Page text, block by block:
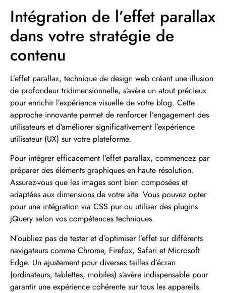
Intégration de l’effet parallax
dans votre stratégie de
contenu
L’effet parallax, technique de design web créant une illusion
de profondeur tridimensionnelle, s’avère un atout précieux
pour enrichir l’expérience visuelle de votre blog. Cette
approche innovante permet de renforcer l’engagement des
utilisateurs et d’améliorer significativement l’expérience
utilisateur (UX) sur votre plateforme.
Pour intégrer efficacement l’effet parallax, commencez par
préparer des éléments graphiques en haute résolution.
Assurez-vous que les images sont bien composées et
adaptées aux dimensions de votre site. Vous pouvez opter
pour une intégration via CSS pur ou utiliser des plugins
jQuery selon vos compétences techniques.
N’oubliez pas de tester et d’optimiser l’effet sur différents
navigateurs comme Chrome, Firefox, Safari et Microsoft
Edge. Un ajustement pour diverses tailles d’écran
(ordinateurs, tablettes, mobiles) s’avère indispensable pour
garantir une expérience cohérente sur tous les appareils.